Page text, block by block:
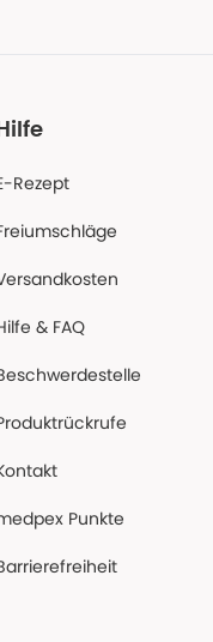
Hilfe
Rezept
& FAQ
Punkte